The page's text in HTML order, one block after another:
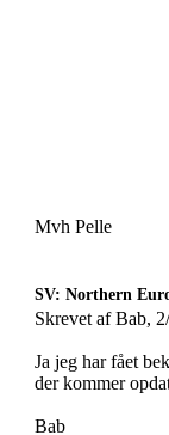
Mvh Pelle
SV: Northern
Skrevet af Bab,
Ja jeg har fået
der kommer
Bab